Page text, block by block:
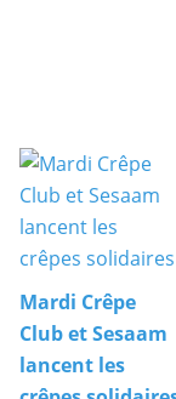
Mardi Crêpe
Club et Sesaam
lancent les